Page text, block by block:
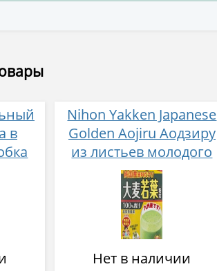
в
Nihon Yakken Japanese
Golden Aojiru Аодзиру
из листьев молодого
ячменя
Нет в наличии